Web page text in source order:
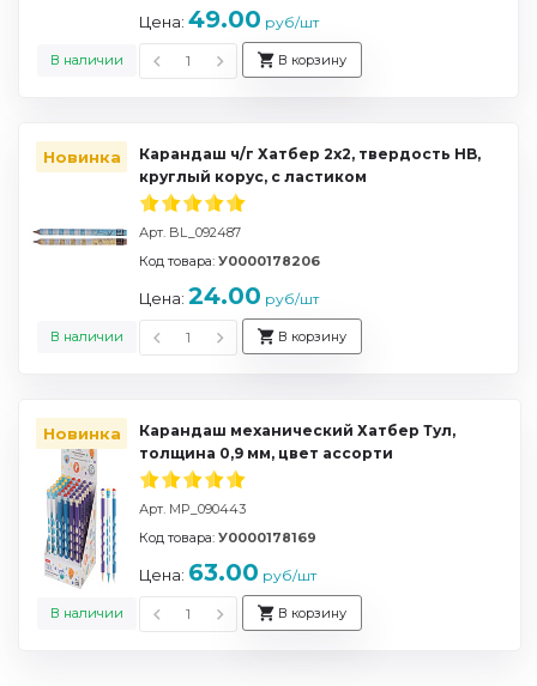
В наличии
Цена: 49.00 руб/шт
В корзину
Новинка
Карандаш ч/г Хатбер 2х2, твердость HB,
круглый корус, с ластиком
Арт. BL_092487
В наличии
Код товара: У0000178206
Цена: 24.00 руб/шт
В корзину
Новинка
Карандаш механический Хатбер Тул,
толщина 0,9 мм, цвет ассорти
Арт. MP_090443
В наличии
Код товара: У0000178169
Цена: 63.00 руб/шт
В корзину